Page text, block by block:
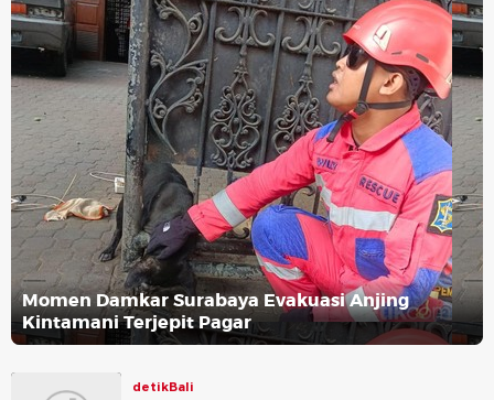
Momen Damkar Surabaya Evakuasi Anjing
Kintamani Terjepit Pagar
detikBali